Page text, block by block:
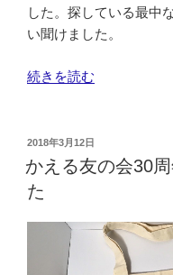
した。探している最中
い聞けました。
“聞
不
動
産
「最
高
続きを読む
投
稿
日:
2018年3月12日
かえる友の会30
た